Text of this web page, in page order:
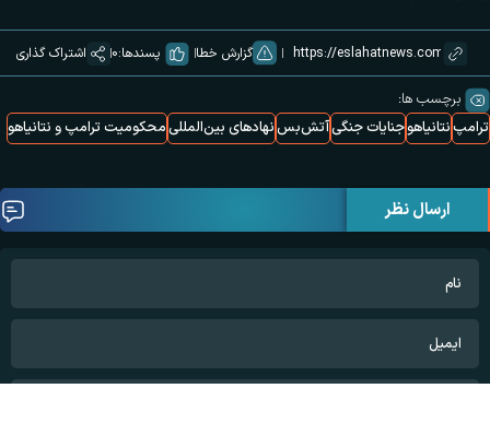
گزارش خطا پسندها:0 اشتراک گذاری
برچسب ها:
ترامپنتانیاهوجنایات جنگیآتش‌بسنهادهای بین‌المللیمحکومیت ترامپ و نتانیاهو
ارسال نظر